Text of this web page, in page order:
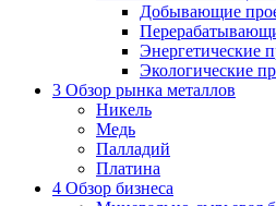
Добывающие
Энергетические
Экологические
3 Обзор рынка металлов
Никель
Медь
Палладий
Платина
4 Обзор бизнеса